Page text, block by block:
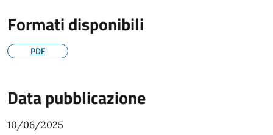
Formati disponibili
PDF
Data pubblicazione
10/06/2025